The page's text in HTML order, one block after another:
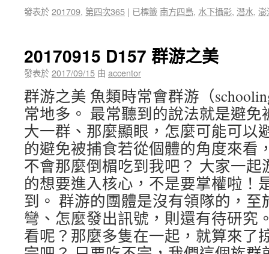
發表於201709, 第四次365 | 已標籤 南方四島, 水下攝影, 潛水, 澎
20170915 D157 群游之美
發表於2017/09/15 由 accentor
群游之美 魚類時常會群游（
常地多。 最常聽到的說法就是避
大一群、那麼顯眼，怎麼可能可以
的避免被捕食若從個體的角度來看
不會那麼倒楣吃到我吧？ 大家一
的想要進入核心，不是要掌權啦！
到。 群游的團體是沒有領隊的，至
彎、怎麼發出訊號，則還有待研究
看呢？那麼多隻在一起，就算來了